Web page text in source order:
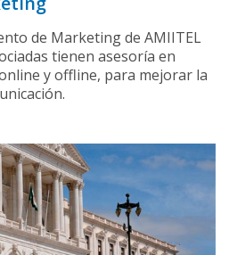
de Marketing de AMIITEL
tienen asesoría en
y offline, para mejorar la